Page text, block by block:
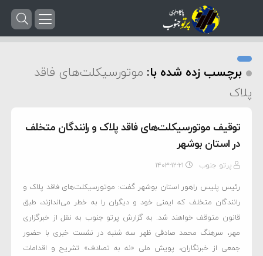
برچسب زده شده با: موتورسیکلت‌های فاقد
پلاک
توقیف موتورسیکلت‌های فاقد پلاک و رانندگان متخلف
در استان بوشهر
پرتو جنوب ۱۴۰۳-۱۲-۲۱
رئیس پلیس راهور استان بوشهر گفت: موتورسیکلت‌های فاقد پلاک و
رانندگان متخلف که ایمنی خود و دیگران را به خطر می‌اندازند، طبق
قانون متوقف خواهند شد. به گزارش پرتو جنوب به نقل از خبرگزاری
مهر، سرهنگ محمد صادقی ظهر سه شنبه در نشست خبری با حضور
جمعی از خبرنگاران، پویش ملی «نه به تصادف» تشریح و اقدامات